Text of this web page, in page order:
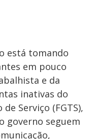
está tomando
em pouco
e da
inativas do
Serviço (FGTS),
governo seguem